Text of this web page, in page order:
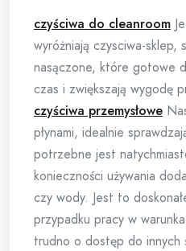
czyściwa do cleanroom
wyróżniają czysciwa-sklep,
nasączone, które gotowe
czas i zwiększają wygodę
czyściwa przemysłowe
płynami, idealnie
potrzebne jest
konieczności używania
czy wody. Jest to
przypadku pracy w
trudno o dostęp do innych